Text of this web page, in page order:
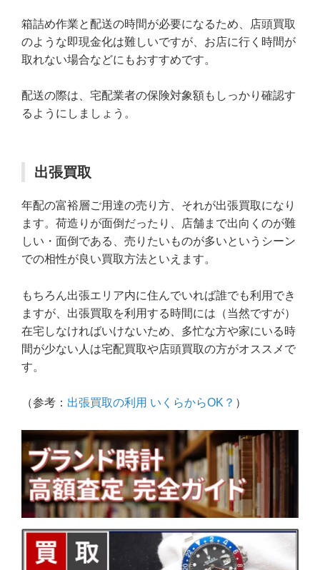
箱詰め作業と配送の時間が必要になるため、店頭買取
のような即現金化は難しいですが、お店に行く時間が
取れない場合などにもおすすめです。
配送の際は、宅配業者の保険対象額もしっかり確認す
るようにしましょう。
出張買取
年配の富裕層ご用達の売り方、それが出張買取になり
ます。荷造りが面倒だったり、店舗まで出向くのが難
しい・面倒である、売りたいものが多いというシーン
での相性が良い買取方法といえます。
もちろん出張エリア内に住んでいれば誰でも利用でき
ますが、出張買取を利用する時間には（当然ですが）
在宅しなければいけないため、多忙な方や家にいる時
間が少ない人は宅配買取や店頭買取の方がオススメで
す。
（参考： 出張買取の利用 いくらからOK？ ）